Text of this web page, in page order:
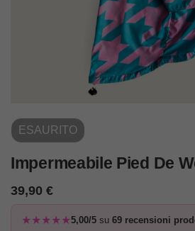
ESAURITO
Impermeabile Pied De
39,90 €
★★★★★5,00/5 su 69 recensioni